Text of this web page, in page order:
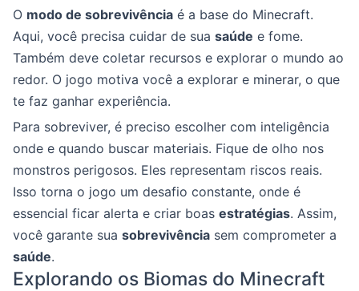
O modo de sobrevivência é a base do Minecraft.
Aqui, você precisa cuidar de sua saúde e fome.
Também deve coletar recursos e explorar o mundo ao
redor. O jogo motiva você a explorar e minerar, o que
te faz ganhar experiência.
Para sobreviver, é preciso escolher com inteligência
onde e quando buscar materiais. Fique de olho nos
monstros perigosos. Eles representam riscos reais.
Isso torna o jogo um desafio constante, onde é
essencial ficar alerta e criar boas estratégias. Assim,
você garante sua sobrevivência sem comprometer a
saúde.
Explorando os Biomas do Minecraft